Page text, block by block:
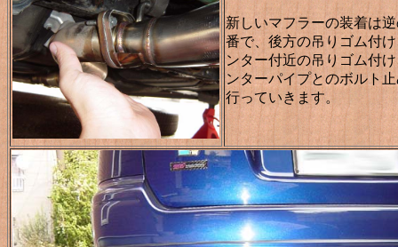
新しいマフラーの装着は
番で、後方の吊りゴム付
ンター付近の吊りゴム付
ンターパイプとのボルト
行っていきます。